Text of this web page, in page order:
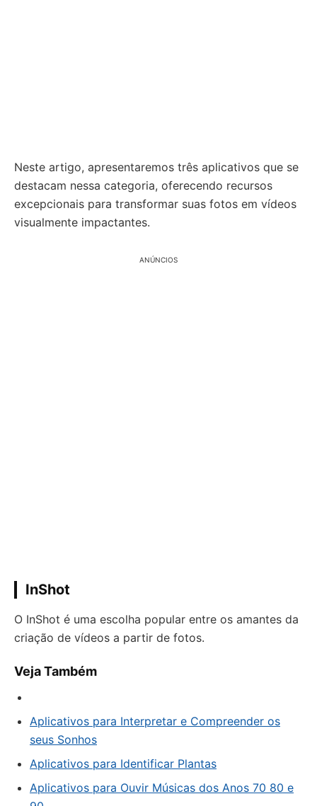
Neste artigo, apresentaremos três aplicativos que se
destacam nessa categoria, oferecendo recursos
excepcionais para transformar suas fotos em vídeos
visualmente impactantes.
ANÚNCIOS
InShot
O InShot é uma escolha popular entre os amantes da
criação de vídeos a partir de fotos.
Veja Também
Aplicativos para Interpretar e Compreender os
seus Sonhos
Aplicativos para Identificar Plantas
Aplicativos para Ouvir Músicas dos Anos 70 80 e